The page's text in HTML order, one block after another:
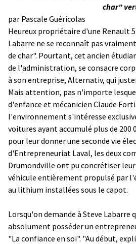
char"
par Pascale Guéricolas
Heureux propriétaire d'une Renault
Labarre ne se reconnaît pas
de char". Pourtant, cet ancien
de l'administration, se consacre
à son entreprise, Alternativ, qui
Mais attention, pas n'importe
d'enfance et mécanicien Claude
l'environnement s'intéresse
voitures ayant accumulé plus de
pour leur donner une seconde vie
d'Entrepreneuriat Laval, les deux
Drumondville ont pu concrétiser
véhicule entièrement propulsé par
au lithium installées sous le capot.
Lorsqu'on demande à Steve Labarre
absolument posséder un
"La confiance en soi". "Au début,